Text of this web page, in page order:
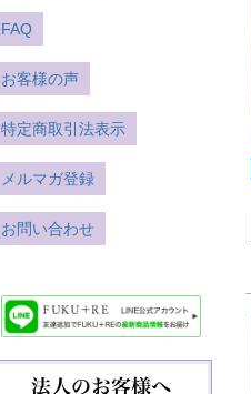
FAQ
お客様の声
特定商取引法表示
メルマガ登録
お問い合わせ